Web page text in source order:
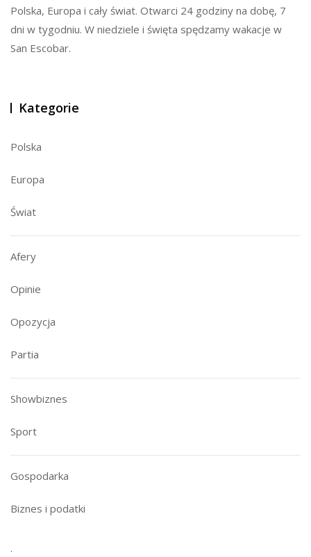
Polska, Europa i cały świat. Otwarci 24 godziny na dobę, 7
dni w tygodniu. W niedziele i święta spędzamy wakacje w
San Escobar.
Kategorie
Polska
Europa
Świat
Afery
Opinie
Opozycja
Partia
Showbiznes
Sport
Gospodarka
Biznes i podatki
.